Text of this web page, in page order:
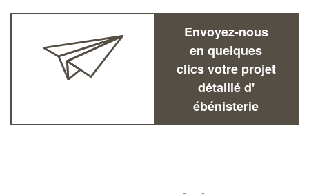
Envoyez-nous
en quelques
clics votre projet
détaillé d'
ébénisterie